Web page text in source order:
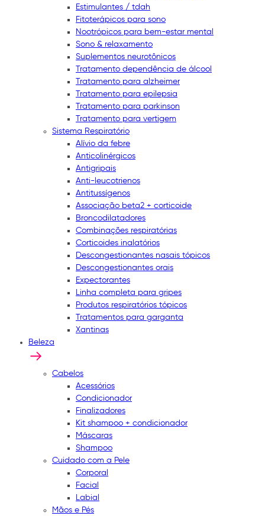
Estimulantes / tdah
Fitoterápicos para sono
Nootrópicos para bem-estar mental
Sono & relaxamento
Suplementos neurotônicos
Tratamento dependência de álcool
Tratamento para alzheimer
Tratamento para epilepsia
Tratamento para parkinson
Tratamento para vertigem
Sistema Respiratório
Alívio da febre
Anticolinérgicos
Antigripais
Anti-leucotrienos
Antitussígenos
Associação beta2 + corticoide
Broncodilatadores
Combinações respiratórias
Corticoides inalatórios
Descongestionantes nasais tópicos
Descongestionantes orais
Expectorantes
Linha completa para gripes
Produtos respiratórios tópicos
Tratamentos para garganta
Xantinas
Beleza
Cabelos
Acessórios
Condicionador
Finalizadores
Kit shampoo + condicionador
Máscaras
Shampoo
Cuidado com a Pele
Corporal
Facial
Labial
Mãos e Pés